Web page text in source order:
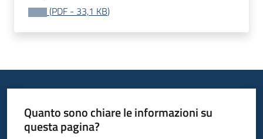
(PDF - 33,1 KB)
Quanto sono chiare le informazioni su
questa pagina?